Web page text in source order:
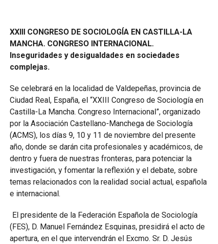
XXIII CONGRESO DE SOCIOLOGÍA EN CASTILLA-LA
MANCHA. CONGRESO INTERNACIONAL.
Inseguridades y desigualdades en sociedades
complejas.
Se celebrará en la localidad de Valdepeñas, provincia de
Ciudad Real, España, el “XXIII Congreso de Sociología en
Castilla-La Mancha. Congreso Internacional”, organizado
por la Asociación Castellano-Manchega de Sociología
(ACMS), los días 9, 10 y 11 de noviembre del presente
año, donde se darán cita profesionales y académicos, de
dentro y fuera de nuestras fronteras, para potenciar la
investigación, y fomentar la reflexión y el debate, sobre
temas relacionados con la realidad social actual, española
e internacional.
El presidente de la Federación Española de Sociología
(FES), D. Manuel Fernández Esquinas, presidirá el acto de
apertura, en el que intervendrán el Excmo. Sr. D. Jesús